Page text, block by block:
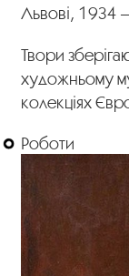
Львові, 1934
Твори
художньому
колекціях
Роботи